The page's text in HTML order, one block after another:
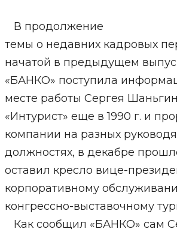
В продолжение
темы о недавних кадровых
начатой в предыдущем
«БАНКО» поступила
месте работы Сергея
«Интурист» еще в 1990 г. и
компании на разных
должностях, в декабре
оставил кресло вице-
корпоративному
конгрессно-выставочному
Как сообщил «БАНКО» сам